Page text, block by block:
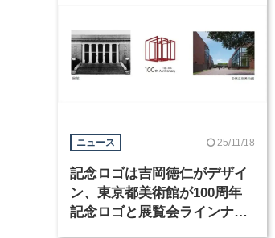
ニュース 25/11/18
記念ロゴは吉岡徳仁がデザイ
ン、東京都美術館が100周年
記念ロゴと展覧会ラインナッ